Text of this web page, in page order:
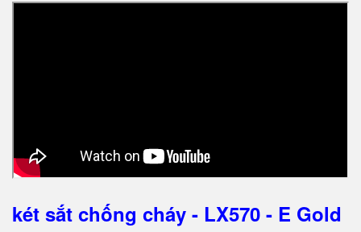
két sắt chống cháy - LX570 - E Gold